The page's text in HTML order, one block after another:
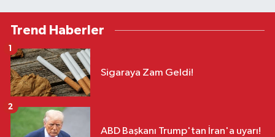
Trend Haberler
Sigaraya Zam Geldi!
1
ABD Başkanı Trump'tan İran'a uyarı!
2